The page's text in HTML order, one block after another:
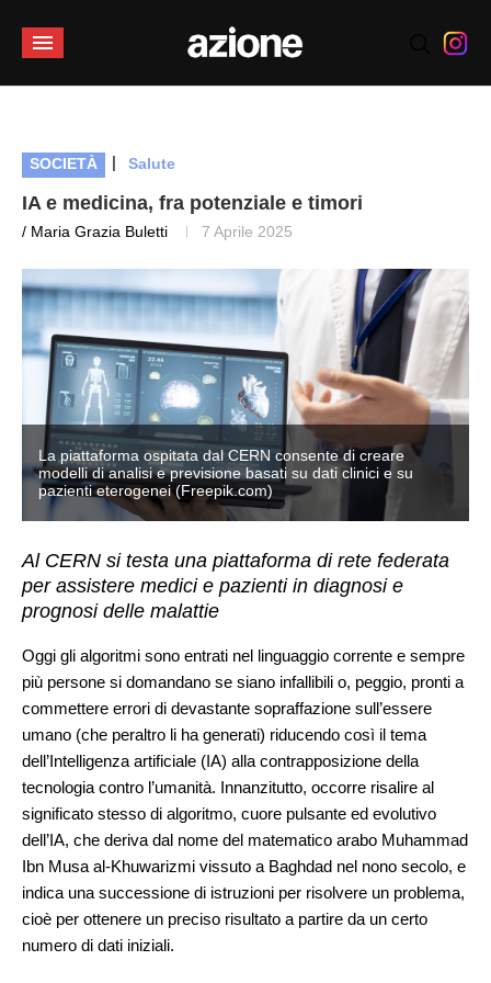
SOCIETÀ | Salute
IA e medicina, fra potenziale e timori
/ Maria Grazia Buletti 7 Aprile 2025
La piattaforma ospitata dal CERN consente di creare
modelli di analisi e previsione basati su dati clinici e su
pazienti eterogenei (Freepik.com)
Al CERN si testa una piattaforma di rete federata
per assistere medici e pazienti in diagnosi e
prognosi delle malattie
Oggi gli algoritmi sono entrati nel linguaggio corrente e sempre
più persone si domandano se siano infallibili o, peggio, pronti a
commettere errori di devastante sopraffazione sull’essere
umano (che peraltro li ha generati) riducendo così il tema
dell’Intelligenza artificiale (IA) alla contrapposizione della
tecnologia contro l’umanità. Innanzitutto, occorre risalire al
significato stesso di algoritmo, cuore pulsante ed evolutivo
dell’IA, che deriva dal nome del matematico arabo Muhammad
Ibn Musa al-Khuwarizmi vissuto a Baghdad nel nono secolo, e
indica una successione di istruzioni per risolvere un problema,
cioè per ottenere un preciso risultato a partire da un certo
numero di dati iniziali.